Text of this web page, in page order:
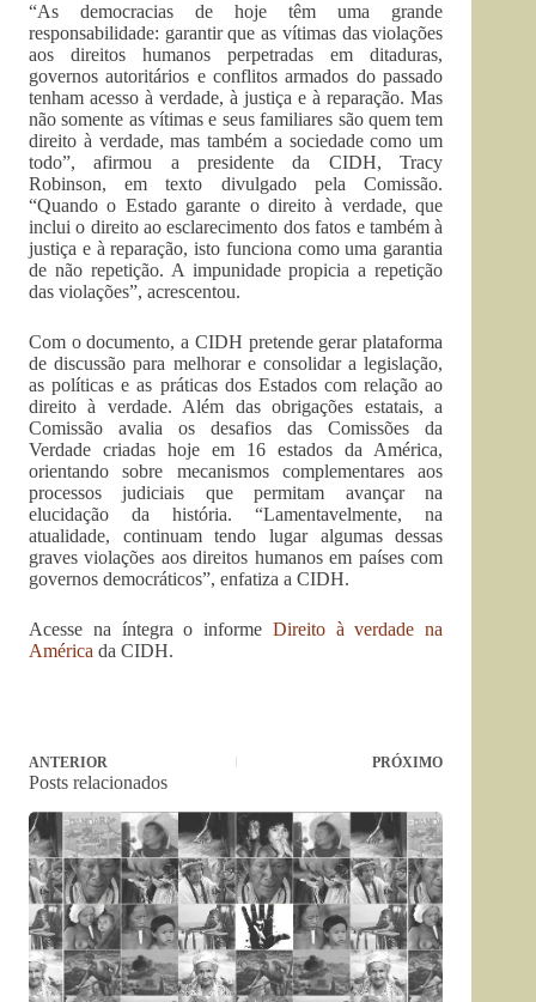
“As democracias de hoje têm uma grande
responsabilidade: garantir que as vítimas das violações
aos direitos humanos perpetradas em ditaduras,
governos autoritários e conflitos armados do passado
tenham acesso à verdade, à justiça e à reparação. Mas
não somente as vítimas e seus familiares são quem tem
direito à verdade, mas também a sociedade como um
todo”, afirmou a presidente da CIDH, Tracy
Robinson, em texto divulgado pela Comissão.
“Quando o Estado garante o direito à verdade, que
inclui o direito ao esclarecimento dos fatos e também à
justiça e à reparação, isto funciona como uma garantia
de não repetição. A impunidade propicia a repetição
das violações”, acrescentou.
Com o documento, a CIDH pretende gerar plataforma
de discussão para melhorar e consolidar a legislação,
as políticas e as práticas dos Estados com relação ao
direito à verdade. Além das obrigações estatais, a
Comissão avalia os desafios das Comissões da
Verdade criadas hoje em 16 estados da América,
orientando sobre mecanismos complementares aos
processos judiciais que permitam avançar na
elucidação da história. “Lamentavelmente, na
atualidade, continuam tendo lugar algumas dessas
graves violações aos direitos humanos em países com
governos democráticos”, enfatiza a CIDH.
Acesse na íntegra o informe Direito à verdade na
América da CIDH.
ANTERIOR PRÓXIMO
Posts relacionados